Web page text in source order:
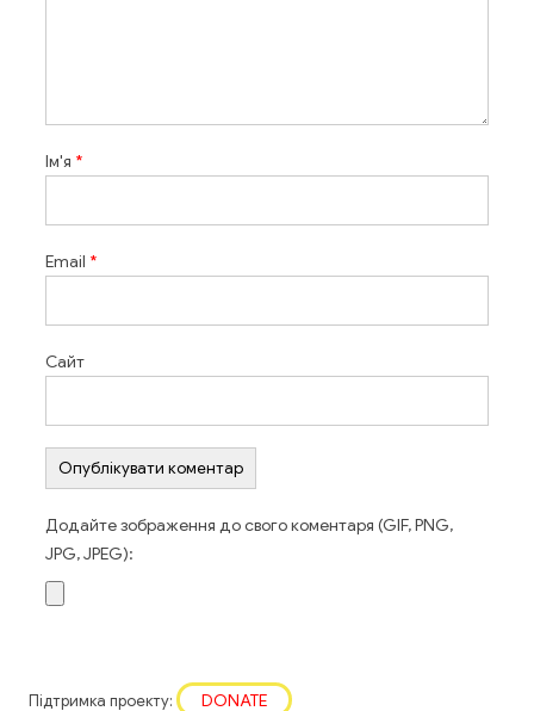
Ім'я *
Email *
Сайт
Додайте зображення до свого коментаря (GIF, PNG,
JPG, JPEG):
Підтримка проекту: DONATE